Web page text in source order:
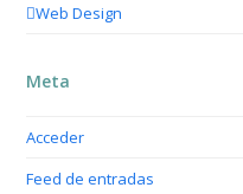
Web Design
Meta
Acceder
Feed de entradas